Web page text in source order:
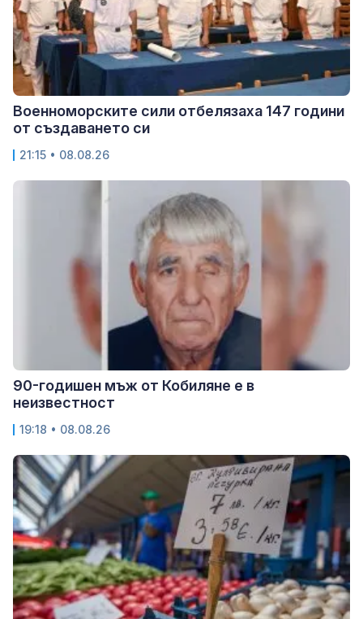
Военноморските сили отбелязаха 147 години
от създаването си
21:15 • 08.08.26
90-годишен мъж от Кобиляне е в
неизвестност
19:18 • 08.08.26